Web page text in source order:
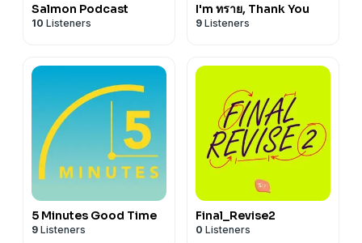
Salmon Podcast
10 Listeners
I'm ทราย, Thank You
9 Listeners
5 Minutes Good Time
9 Listeners
Final_Revise2
0 Listeners